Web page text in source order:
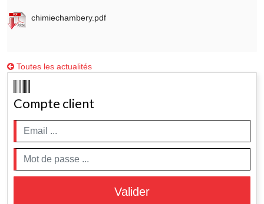
chimiechambery.pdf
Toutes les actualités
Compte client
Valider